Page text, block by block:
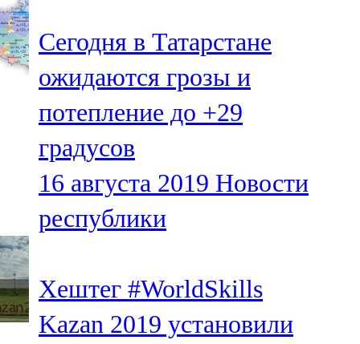
Сегодня в Татарстане
ожидаются грозы и
потепление до +29
градусов
16 августа 2019 Новости
республики
Хештег #WorldSkills
Kazan 2019 установили